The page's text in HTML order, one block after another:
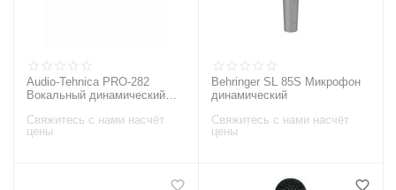
Audio-Tehnica PRO-282
Вокальный динамический
Свяжитесь с нами насчёт
цены
Behringer SL 85S Микрофон
динамический
Свяжитесь с нами насчёт
цены